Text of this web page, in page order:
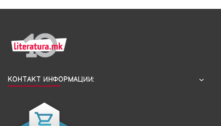
КОНТАКТ ИНФОРМАЦИИ: